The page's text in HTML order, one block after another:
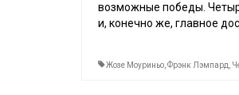
возможные победы.
и, конечно же, главное
Жозе Моуриньо,Фрэнк Лэмпард,